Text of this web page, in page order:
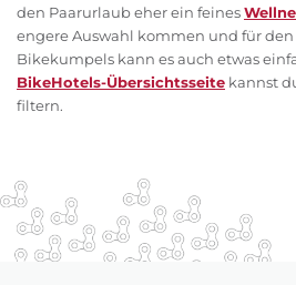
den Paarurlaub eher ein feines
engere Auswahl kommen und für
Bikekumpels kann es auch etwas
BikeHotels-Übersichtsseite kannst
filtern.